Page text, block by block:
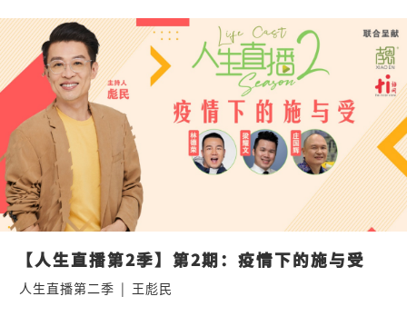
【人生直播第2季】第2期：疫情下的施与受
人生直播第二季 | 王彪民